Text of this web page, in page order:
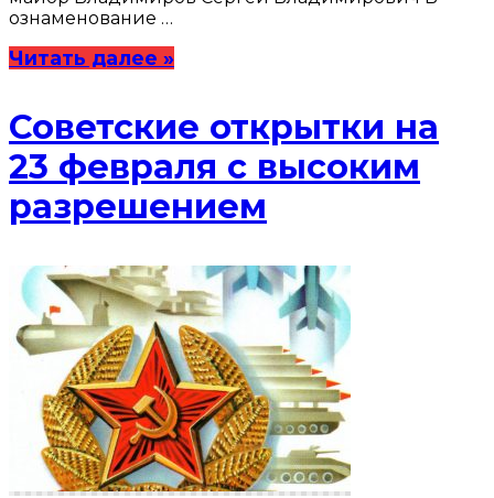
ознаменование …
Читать далее »
Советские открытки на
23 февраля с высоким
разрешением